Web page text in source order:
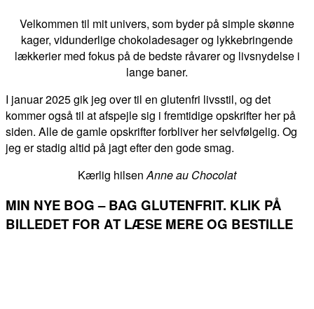
Velkommen til mit univers, som byder på simple skønne
kager, vidunderlige chokoladesager og lykkebringende
lækkerier med fokus på de bedste råvarer og livsnydelse i
lange baner.
I januar 2025 gik jeg over til en glutenfri livsstil, og det
kommer også til at afspejle sig i fremtidige opskrifter her på
siden. Alle de gamle opskrifter forbliver her selvfølgelig. Og
jeg er stadig altid på jagt efter den gode smag.
Kærlig hilsenAnne au Chocolat
MIN NYE BOG – BAG GLUTENFRIT. KLIK PÅ
BILLEDET FOR AT LÆSE MERE OG BESTILLE